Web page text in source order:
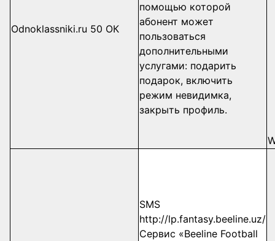
Odnoklassniki.ru 50 ОК
помощью которой
абонент может
пользоваться
дополнительными
услугами: подарить
подарок, включить
режим невидимка,
закрыть профиль.
SMS
http://lp.fantasy.beeline.uz/
Сервис «Beeline Football